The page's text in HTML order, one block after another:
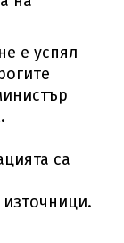
е успял
са
източници.